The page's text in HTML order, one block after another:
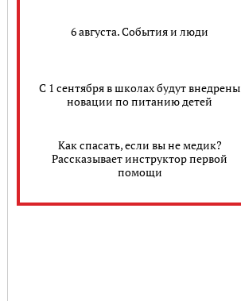
6 августа. События и люди
С 1 сентября в школах будут внедрены
новации по питанию детей
Как спасать, если вы не медик?
Рассказывает инструктор первой
помощи